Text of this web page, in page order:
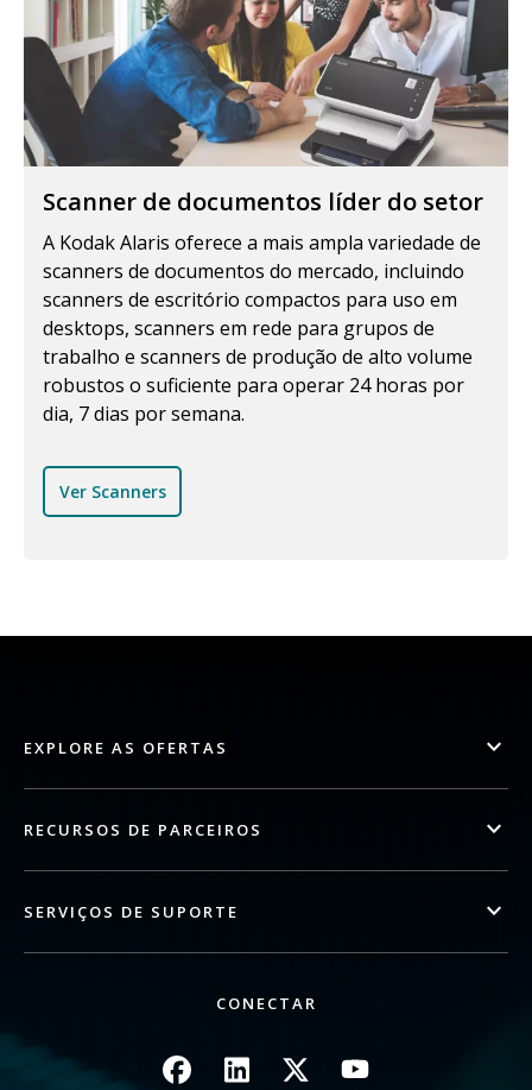
Scanner de documentos líder do setor
A Kodak Alaris oferece a mais ampla variedade de
scanners de documentos do mercado, incluindo
scanners de escritório compactos para uso em
desktops, scanners em rede para grupos de
trabalho e scanners de produção de alto volume
robustos o suficiente para operar 24 horas por
dia, 7 dias por semana.
Ver Scanners
EXPLORE AS OFERTAS
RECURSOS DE PARCEIROS
SERVIÇOS DE SUPORTE
CONECTAR
ImagemImagemImagemImagem